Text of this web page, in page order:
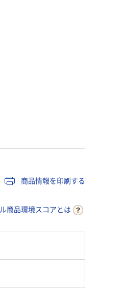
商品情報を印刷する
商品環境スコアとは